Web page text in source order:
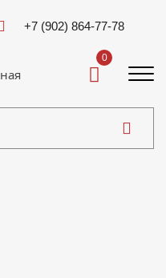
+7 (902) 864-77-78
0